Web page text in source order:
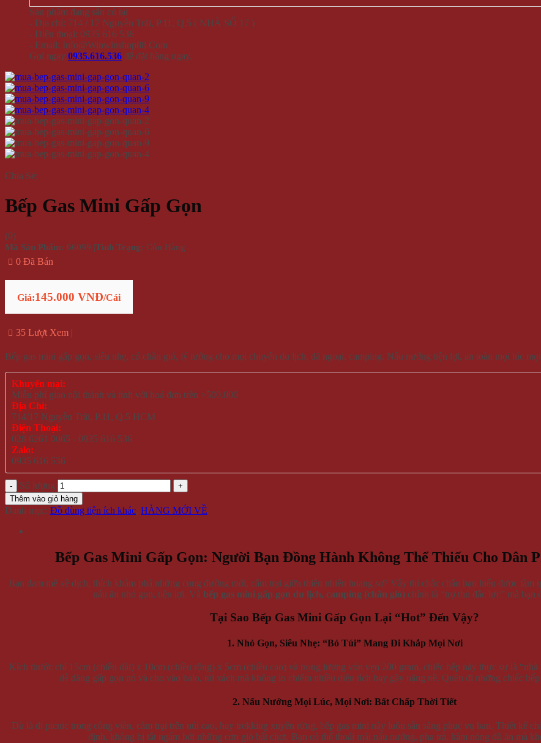
Sản phẩm đang sẵn có tại
- Địa chỉ: 714 / 17 Nguyễn Trãi, P.11, Q.5 ( NHÀ SỐ 17 )
- Điện thoại: 0935 616 536
- Email: Info@Winwinshop88.Com
Gọi ngay 0935.616.536 để đặt hàng ngay.
Chia Sẻ:
Bếp Gas Mini Gấp Gọn
(0)
Mã Sản Phẩm: 66099 |Tình Trạng: Còn Hàng
0 Đã Bán
Giá:145.000 VNĐ/Cái
35 Lượt Xem
Bếp gas mini gấp gọn, siêu nhẹ, có chắn gió, lý tưởng cho mọi chuyến du lịch, dã ngoại, camping. Nấu nướng tiện lợi, an toàn mọi lúc
Khuyến mại:
Miễn phí giao nội thành và tỉnh với hoá đơn trên >500.000
Địa Chỉ:
714/17 Nguyễn Trãi, P.11, Q.5 HCM
Điện Thoại:
028 6261 0065 - 0935 616 536
Zalo:
0935 616 536
Số lượng
Thêm vào giỏ hàng
Danh mục: Đồ dùng tiện ích khác, HÀNG MỚI VỀ
Bếp Gas Mini Gấp Gọn: Người Bạn Đồng Hành Không Thể Thiếu Cho Dân
Bạn đam mê xê dịch, thích khám phá những cung đường mới, cắm trại giữa thiên nhiên hoang sơ? Vậy thì chắc chắn bạn hiểu được tầm
nấu ăn nhỏ gọn, tiện lợi. Và bếp gas mini gấp gọn du lịch, camping (chắn gió) chính là “trợ thủ đắc lực” mà bạn
Tại Sao Bếp Gas Mini Gấp Gọn Lại “Hot” Đến Vậy?
1. Nhỏ Gọn, Siêu Nhẹ: “Bỏ Túi” Mang Đi Khắp Mọi Nơi
Kích thước chỉ 15cm (chiều dài) x 10cm (chiều rộng) x 5cm (chiều cao) và trọng lượng vỏn vẹn 200 gram, chiếc bếp này thực sự là
dễ dàng gấp gọn nó và cho vào balo, túi xách mà không lo chiếm nhiều diện tích hay gây nặng nề. Quên đi những chiếc
2. Nấu Nướng Mọi Lúc, Mọi Nơi: Bất Chấp Thời Tiết
Dù là đi picnic trong công viên, cắm trại trên núi cao, hay trekking xuyên rừng, bếp gas mini này luôn sẵn sàng phục vụ bạn. Thiết kế
định, không bị tắt ngấm bởi những cơn gió bất chợt. Bạn có thể thoải mái nấu nướng, pha trà, hâm nóng đồ ăn mà